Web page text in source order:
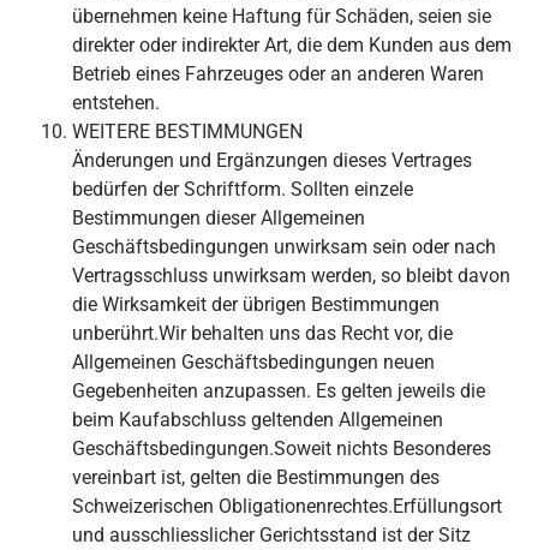
übernehmen keine Haftung für Schäden, seien sie
direkter oder indirekter Art, die dem Kunden aus dem
Betrieb eines Fahrzeuges oder an anderen Waren
entstehen.
WEITERE BESTIMMUNGEN
Änderungen und Ergänzungen dieses Vertrages
bedürfen der Schriftform. Sollten einzele
Bestimmungen dieser Allgemeinen
Geschäftsbedingungen unwirksam sein oder nach
Vertragsschluss unwirksam werden, so bleibt davon
die Wirksamkeit der übrigen Bestimmungen
unberührt.Wir behalten uns das Recht vor, die
Allgemeinen Geschäftsbedingungen neuen
Gegebenheiten anzupassen. Es gelten jeweils die
beim Kaufabschluss geltenden Allgemeinen
Geschäftsbedingungen.Soweit nichts Besonderes
vereinbart ist, gelten die Bestimmungen des
Schweizerischen Obligationenrechtes.Erfüllungsort
und ausschliesslicher Gerichtsstand ist der Sitz